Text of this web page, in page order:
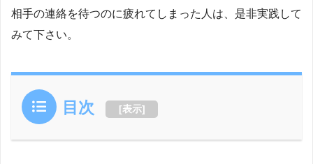
相手の連絡を待つのに疲れてしまった人は、是非実践して
みて下さい。
目次 [表示]